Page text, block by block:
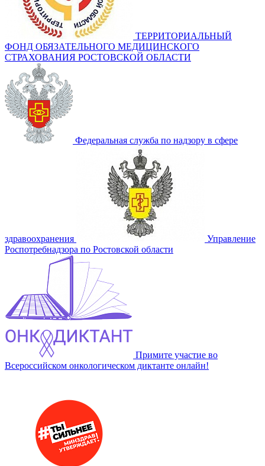
ТЕРРИТОРИАЛЬНЫЙ
ФОНД ОБЯЗАТЕЛЬНОГО МЕДИЦИНСКОГО
СТРАХОВАНИЯ РОСТОВСКОЙ ОБЛАСТИ
Федеральная служба по надзору в сфере
здравоохранения
Управление
Роспотребнадзора по Ростовской области
Примите участие во
Всероссийском онкологическом диктанте онлайн!